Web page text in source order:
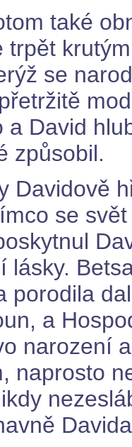
také
trpět
se
a David
způsobil.
Davidově
se
lásky.
porodila
a
narození
naprosto